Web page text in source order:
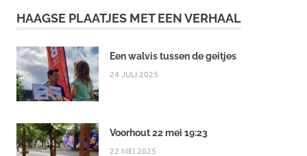
HAAGSE PLAATJES MET EEN VERHAAL
Een walvis tussen de geitjes
24 JULI 2025
Voorhout 22 mei 19:23
22 MEI 2025